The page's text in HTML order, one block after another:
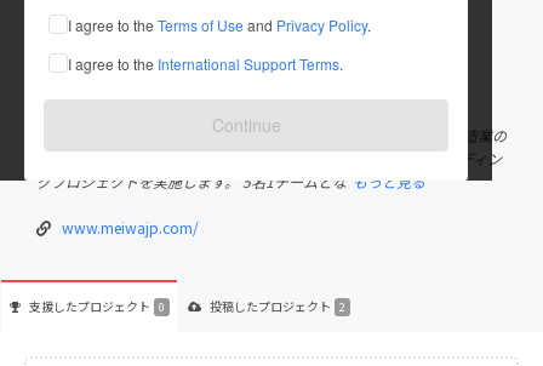
I agree to the Terms of Use and Privacy Policy.
I agree to the International Support Terms.
Continue
これまでに2件のプロジェクトを投稿しています
在住国：日本 現在地：新潟県
出身国：日本 出身地：新潟県
創業55年を迎えた水インフラをつくる明和工業株式会社です。 製造業の
弊社では、19拠点の全国の社員から有志を募ってクラウドファンディン
グプロジェクトを実施します。 5名1チームとな もっと見る
www.meiwajp.com/
支援したプロジェクト 0 投稿したプロジェクト 2